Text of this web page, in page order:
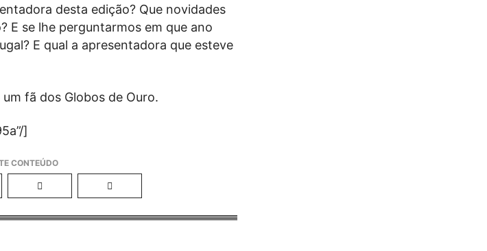
desta edição? Que novidades
E se lhe perguntarmos em que ano
E qual a apresentadora que esteve
fã dos Globos de Ouro.
]